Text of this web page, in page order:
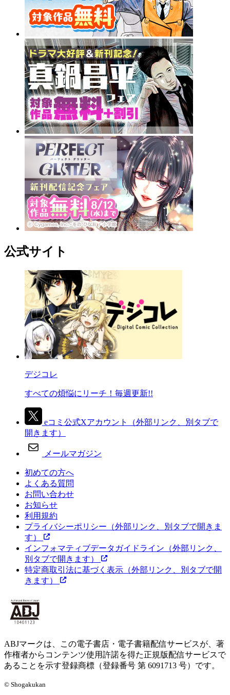
公式サイト
デジコレ
すべての煩悩にリーチ！毎週更新!!
eコミ公式Xアカウント
（外部リンク、別タブで
開きます）
メールマガジン
初めての方へ
よくある質問
お問い合わせ
お知らせ
利用規約
プライバシーポリシー （外部リンク、別タブで開きま
す）
インフォマティブデータガイドライン （外部リンク、
別タブで開きます）
特定商取引法に基づく表示 （外部リンク、別タブで開
きます）
ABJマークは、この電子書店・電子書籍配信サービスが、著
作権者からコンテンツ使用許諾を得た正規版配信サービスで
あることを示す登録商標（登録番号 第 6091713 号）です。
© Shogakukan